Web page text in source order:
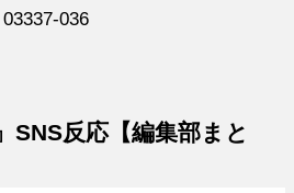
036
SNS反応【編集部まと